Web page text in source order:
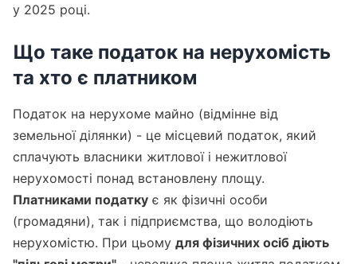
у 2025 році.
Що таке податок на нерухомість
та хто є платником
Податок на нерухоме майно (відмінне від
земельної ділянки) - це місцевий податок, який
сплачують власники житлової і нежитлової
нерухомості понад встановлену площу.
Платниками податку є як фізичні особи
(громадяни), так і підприємства, що володіють
нерухомістю. При цьому для фізичних осіб діють